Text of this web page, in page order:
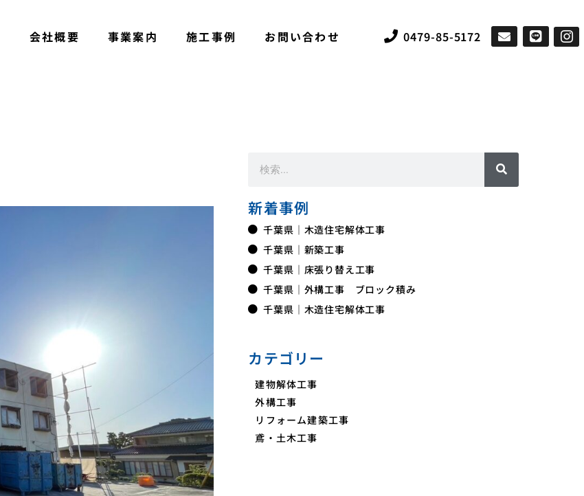
会社概要 事業案内 施工事例 お問い合わせ 0479-85-5172
新着事例
千葉県｜木造住宅解体工事
千葉県｜新築工事
千葉県｜床張り替え工事
千葉県｜外構工事 ブロック積み
千葉県｜木造住宅解体工事
カテゴリー
建物解体工事
外構工事
リフォーム建築工事
鳶・土木工事